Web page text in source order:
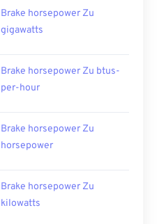
Brake horsepower Zu
gigawatts
Brake horsepower Zu btus-
per-hour
Brake horsepower Zu
horsepower
Brake horsepower Zu
kilowatts